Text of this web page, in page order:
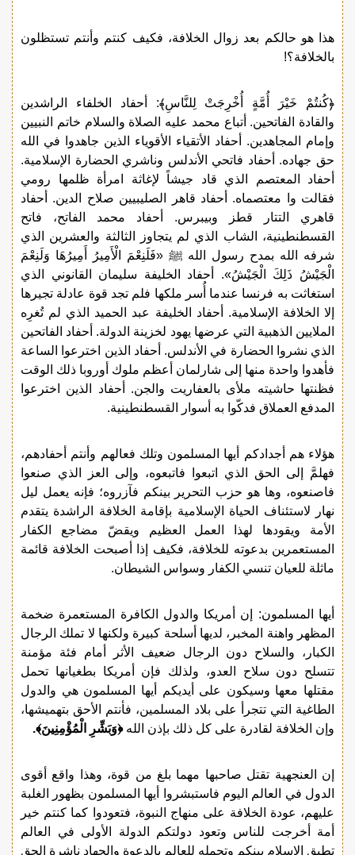
هذا هو حالكم بعد زوال الخلافة، فكيف كنتم وأنتم تستظلون
بالخلافة؟!
﴿كُنتُمْ خَيْرَ أُمَّةٍ أُخْرِجَتْ لِلنَّاسِ﴾: أحفاد الخلفاء الراشدين
والقادة الفاتحين. أتباع محمد عليه الصلاة والسلام خاتم النبيين
وإمام المجاهدين. أحفاد الأتقياء الأقوياء الذين جاهدوا في الله
حق جهاده. أحفاد فاتحي الأندلس وناشري الحضارة الإسلامية.
أحفاد المعتصم الذي قاد جيشاً لإغاثة امرأة ظلمها رومي
فقالت وا معتصماه. أحفاد قاهر الصليبيين صلاح الدين. أحفاد
قاهري التتار قطز وبيبرس. أحفاد محمد الفاتح، فاتح
القسطنطينية، الشاب الذي لم يتجاوز الثالثة والعشرين الذي
شرفه الله بمدح رسول الله ﷺ «فَلَنِعْمَ الْأَمِيرُ أَمِيرُهَا وَلَنِعْمَ
الْجَيْشُ ذَلِكَ الْجَيْشُ». أحفاد الخليفة سليمان القانوني الذي
استغاثت به فرنسا عندما أُسر ملكها فلم تجد قوة عادلة تجيرها
إلا الخلافة الإسلامية. أحفاد الخليفة عبد الحميد الذي لم تُغرِه
الملايين الذهبية التي عرضها يهود لخزينة الدولة. أحفاد الفاتحين
الذي نشروا الحضارة في الأندلس. أحفاد الذين اخترعوا الساعة
فأهدوا واحدة منها إلى شارلمان أعظم ملوك أوروبا ذلك الوقت
فظنتها حاشيته ملأى بالعفاريت والجن. أحفاد الذين اخترعوا
المدفع العملاق فدكّوا به أسوار القسطنطينية.
هؤلاء هم أجدادكم أيها المسلمون وتلك فعالهم وأنتم أحفادهم،
فهلمَّ إلى الحق الذي اتبعوا فاتبعوه، وإلى العز الذي صنعوا
فاصنعوه، وها هو حزب التحرير بينكم فآزروه؛ فإنه يعمل ليل
نهار لاستئناف الحياة الإسلامية بإقامة الخلافة الراشدة يتقدم
الأمة ويقودها لهذا العمل العظيم ويقضّ مضاجع الكفار
المستعمرين بدعوته للخلافة، فكيف إذا أصبحت الخلافة قائمة
ماثلة للعيان تنسي الكفار وسواس الشيطان.
أيها المسلمون: إن أمريكا والدول الكافرة المستعمرة ضخمة
المظهر واهنة المخبر، لديها أسلحة كبيرة ولكنها لا تملك الرجال
الكبار، والسلاح دون الرجال ضعيف الأثر أمام فئة مؤمنة
تتسلح دون سلاح العدو، ولذلك فإن أمريكا بطغيانها تحمل
مقتلها معها وسيكون على أيديكم أيها المسلمون هي والدول
الطاغية التي تتجرأ على بلاد المسلمين، فأنتم الأحق بتهميشها،
وإن الخلافة لقادرة على كل ذلك بإذن الله﴿وَبَشِّرِ الْمُؤْمِنِينَ﴾.
إن العنجهية تقتل صاحبها مهما بلغ من قوة، وهذا واقع أقوى
الدول في العالم اليوم فاستبشروا أيها المسلمون بظهور الغلبة
عليهم، عودة الخلافة على منهاج النبوة، فتعودوا كما كنتم خير
أمة أخرجت للناس وتعود دولتكم الدولة الأولى في العالم
تطبق الإسلام بينكم وتحمله للعالم بالدعوة والجهاد ناشرة الحق